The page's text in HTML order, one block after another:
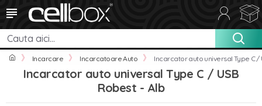
Incarcare Incarcatoare Auto Incarcator auto universal Type C /
Incarcator auto universal Type C / USB
Robest - Alb